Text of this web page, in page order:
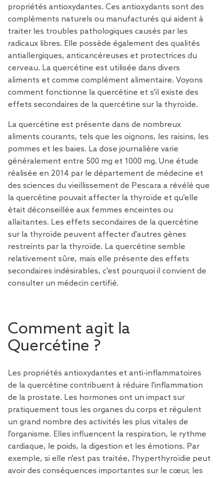
propriétés antioxydantes. Ces antioxydants sont des
compléments naturels ou manufacturés qui aident à
traiter les troubles pathologiques causés par les
radicaux libres. Elle possède également des qualités
antiallergiques, anticancéreuses et protectrices du
cerveau. La quercétine est utilisée dans divers
aliments et comme complément alimentaire. Voyons
comment fonctionne la quercétine et s'il existe des
effets secondaires de la quercétine sur la thyroïde.
La quercétine est présente dans de nombreux
aliments courants, tels que les oignons, les raisins, les
pommes et les baies. La dose journalière varie
généralement entre 500 mg et 1000 mg. Une étude
réalisée en 2014 par le département de médecine et
des sciences du vieillissement de Pescara a révélé que
la quercétine pouvait affecter la thyroïde et qu'elle
était déconseillée aux femmes enceintes ou
allaitantes. Les effets secondaires de la quercétine
sur la thyroïde peuvent affecter d'autres gènes
restreints par la thyroïde. La quercétine semble
relativement sûre, mais elle présente des effets
secondaires indésirables, c'est pourquoi il convient de
consulter un médecin certifié.
Comment agit la
Quercétine ?
Les propriétés antioxydantes et anti-inflammatoires
de la quercétine contribuent à réduire l'inflammation
de la prostate. Les hormones ont un impact sur
pratiquement tous les organes du corps et régulent
un grand nombre des activités les plus vitales de
l'organisme. Elles influencent la respiration, le rythme
cardiaque, le poids, la digestion et les émotions. Par
exemple, si elle n'est pas traitée, l'hyperthyroïdie peut
avoir des conséquences importantes sur le cœur, les